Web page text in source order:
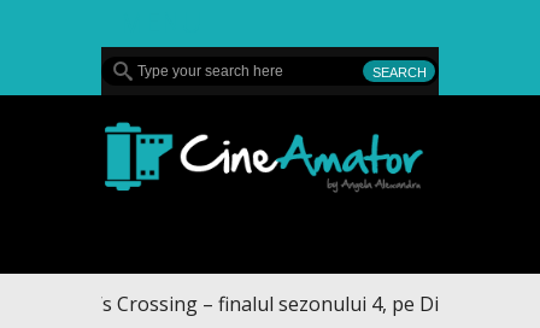
Crossing – finalul sezonului 4, pe Diva